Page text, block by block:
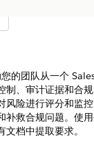
的团队从一个
制、审计证据和合
风险进行评分和监
补救合规问题。使
档中提取要求。